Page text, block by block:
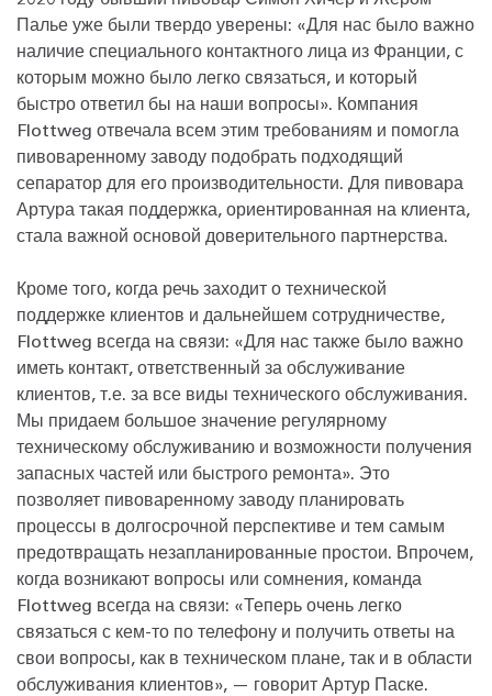
Палье уже были твердо уверены: «Для нас было важно
наличие специального контактного лица из Франции, с
которым можно было легко связаться, и который
быстро ответил бы на наши вопросы». Компания
Flottweg отвечала всем этим требованиям и помогла
пивоваренному заводу подобрать подходящий
сепаратор для его производительности. Для пивовара
Артура такая поддержка, ориентированная на клиента,
стала важной основой доверительного партнерства.
Кроме того, когда речь заходит о технической
поддержке клиентов и дальнейшем сотрудничестве,
Flottweg всегда на связи: «Для нас также было важно
иметь контакт, ответственный за обслуживание
клиентов, т.е. за все виды технического обслуживания.
Мы придаем большое значение регулярному
техническому обслуживанию и возможности получения
запасных частей или быстрого ремонта». Это
позволяет пивоваренному заводу планировать
процессы в долгосрочной перспективе и тем самым
предотвращать незапланированные простои. Впрочем,
когда возникают вопросы или сомнения, команда
Flottweg всегда на связи: «Теперь очень легко
связаться с кем-то по телефону и получить ответы на
свои вопросы, как в техническом плане, так и в области
обслуживания клиентов», — говорит Артур Паске.